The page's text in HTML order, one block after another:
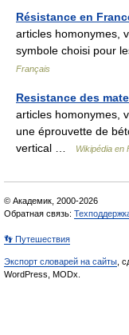
Résistance en
articles homonymes,
symbole choisi pour
Français
Resistance des
articles homonymes,
une éprouvette de
vertical …
Wikipédia en
© Академик, 2000-2026
Обратная связь:
👣 Путешествия
Экспорт словарей на сайты ,
WordPress, MODx.